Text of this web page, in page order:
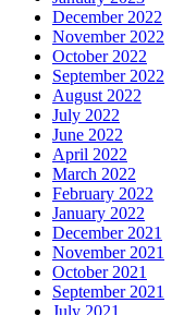
December 2022
November 2022
October 2022
September 2022
August 2022
July 2022
June 2022
April 2022
March 2022
February 2022
January 2022
December 2021
November 2021
October 2021
September 2021